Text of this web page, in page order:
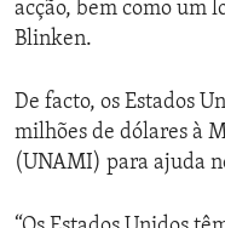
acção, bem como um
Blinken.
De facto, os Estados
milhões de dólares à
(UNAMI) para ajuda